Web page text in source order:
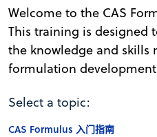
Welcome to the CAS
This training is designed
the knowledge and skills
formulation
Select a topic:
CAS Formulus 入门指南